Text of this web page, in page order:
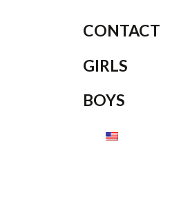
CONTACT
GIRLS
BOYS